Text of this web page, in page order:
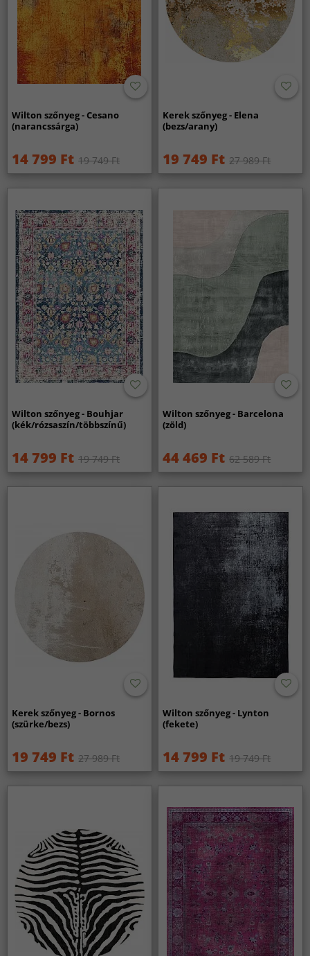
Wilton szőnyeg - Cesano
(narancssárga)
14 799 Ft 19 749 Ft
Kerek szőnyeg - Elena
(bezs/arany)
19 749 Ft 27 989 Ft
Wilton szőnyeg - Bouhjar
(kék/rózsaszín/többszínű)
14 799 Ft 19 749 Ft
Wilton szőnyeg - Barcelona
(zöld)
44 469 Ft 62 589 Ft
Kerek szőnyeg - Bornos
(szürke/bezs)
19 749 Ft 27 989 Ft
Wilton szőnyeg - Lynton
(fekete)
14 799 Ft 19 749 Ft